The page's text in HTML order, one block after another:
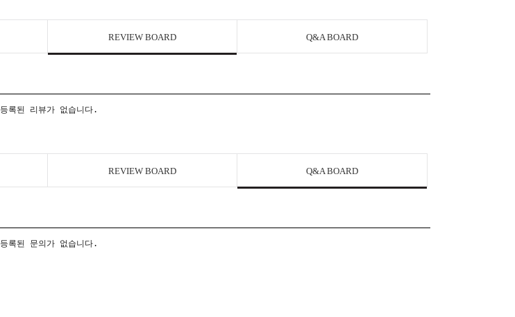
REVIEW BOARD Q&A BOARD
등록된 리뷰가 없습니다.
REVIEW BOARD Q&A BOARD
등록된 문의가 없습니다.